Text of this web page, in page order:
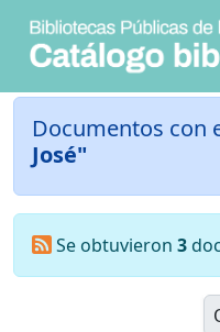
Documentos con
José"
Se obtuvieron 3